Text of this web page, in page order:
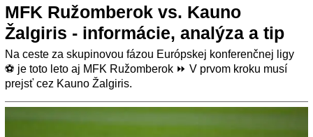
MFK Ružomberok vs. Kauno
Žalgiris - informácie, analýza a tip
Na ceste za skupinovou fázou Európskej konferenčnej ligy
⚽ je toto leto aj MFK Ružomberok ⏩ V prvom kroku musí
prejsť cez Kauno Žalgiris.